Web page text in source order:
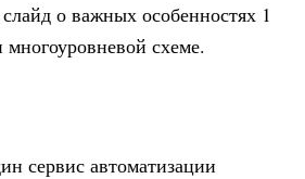
о важных особенностях 1
схеме.
сервис автоматизации